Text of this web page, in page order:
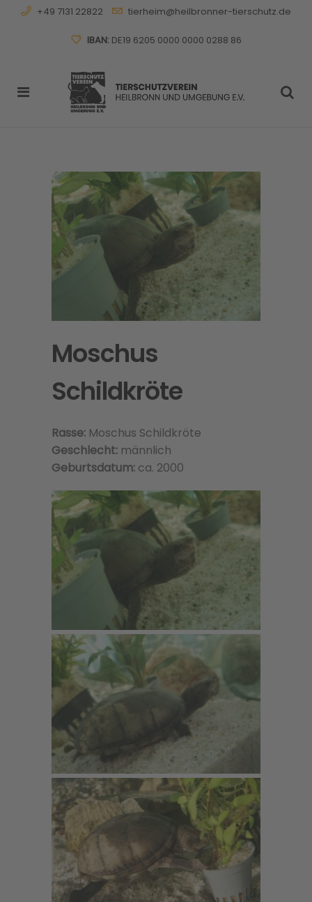
+49 7131 22822 tierheim@heilbronner-tierschutz.de
IBAN:DE19 6205 0000 0000 0288 86
Moschus
Schildkröte
Rasse: Moschus Schildkröte
Geschlecht: männlich
Geburtsdatum: ca. 2000